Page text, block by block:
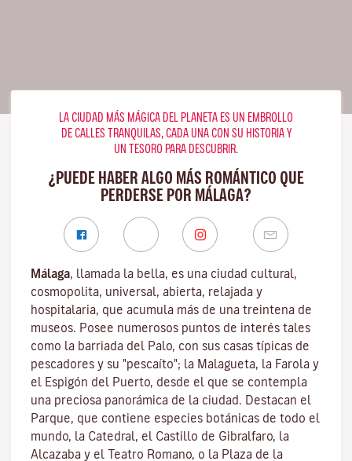
LA CIUDAD MÁS MÁGICA DEL PLANETA ES UN EMBROLLO
DE CALLES TRANQUILAS, CADA UNA CON SU HISTORIA Y
UN TESORO PARA DESCUBRIR.
¿PUEDE HABER ALGO MÁS ROMÁNTICO QUE
PERDERSE POR MÁLAGA?
Málaga, llamada la bella, es una ciudad cultural,
cosmopolita, universal, abierta, relajada y
hospitalaria, que acumula más de una treintena de
museos. Posee numerosos puntos de interés tales
como la barriada del Palo, con sus casas típicas de
pescadores y su "pescaíto"; la Malagueta, la Farola y
el Espigón del Puerto, desde el que se contempla
una preciosa panorámica de la ciudad. Destacan el
Parque, que contiene especies botánicas de todo el
mundo, la Catedral, el Castillo de Gibralfaro, la
Alcazaba y el Teatro Romano, o la Plaza de la